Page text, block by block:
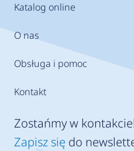
Katalog online
O nas
Obsługa i pomoc
Kontakt
Zostańmy w
Zapisz się do